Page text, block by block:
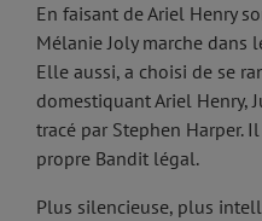
En faisant de Ariel Henry
Mélanie Joly marche dans
Elle aussi, a choisi de se
domestiquant Ariel Henry,
tracé par Stephen Harper.
propre Bandit légal.
Plus silencieuse, plus